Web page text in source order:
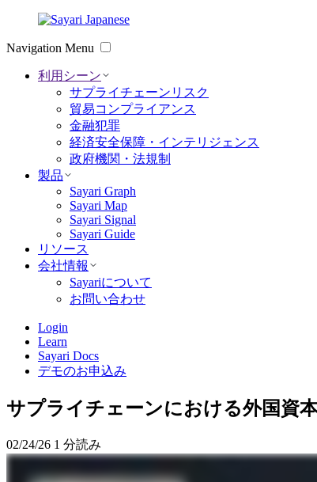
content
Navigation Menu
利用シーン
サプライチェーンリスク
貿易コンプライアンス
金融犯罪
経済安全保障・インテリジェンス
政府機関・法規制
製品
Sayari Graph
Sayari Map
Sayari Signal
Sayari Guide
リソース
会社情報
Sayariについて
お問い合わせ
Login
Learn
Sayari Docs
デモのお申込み
サプライチェーンにおける外国資
02/24/26 1 分読み